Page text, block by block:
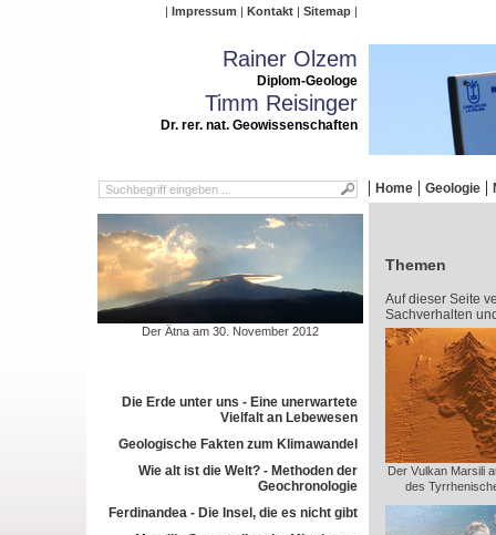
Impressum Kontakt Sitemap
Rainer Olzem
Diplom-Geologe
Timm Reisinger
Dr. rer. nat. Geowissenschaften
Home Geologie
Der Ätna am 30. November 2012
Die Erde unter uns - Eine unerwartete
Vielfalt an Lebewesen
Geologische Fakten zum Klimawandel
Wie alt ist die Welt? - Methoden der
Geochronologie
Ferdinandea - Die Insel, die es nicht gibt
Themen
Auf dieser Seite
Sachverhalten
Der Vulkan Marsili
des